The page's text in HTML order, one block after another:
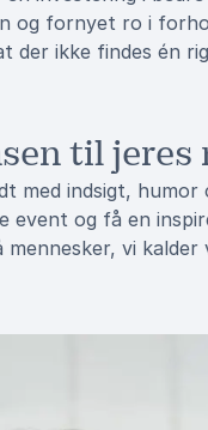
og fornyet ro i
der ikke findes én
til
med indsigt,
og få en
vi kalder